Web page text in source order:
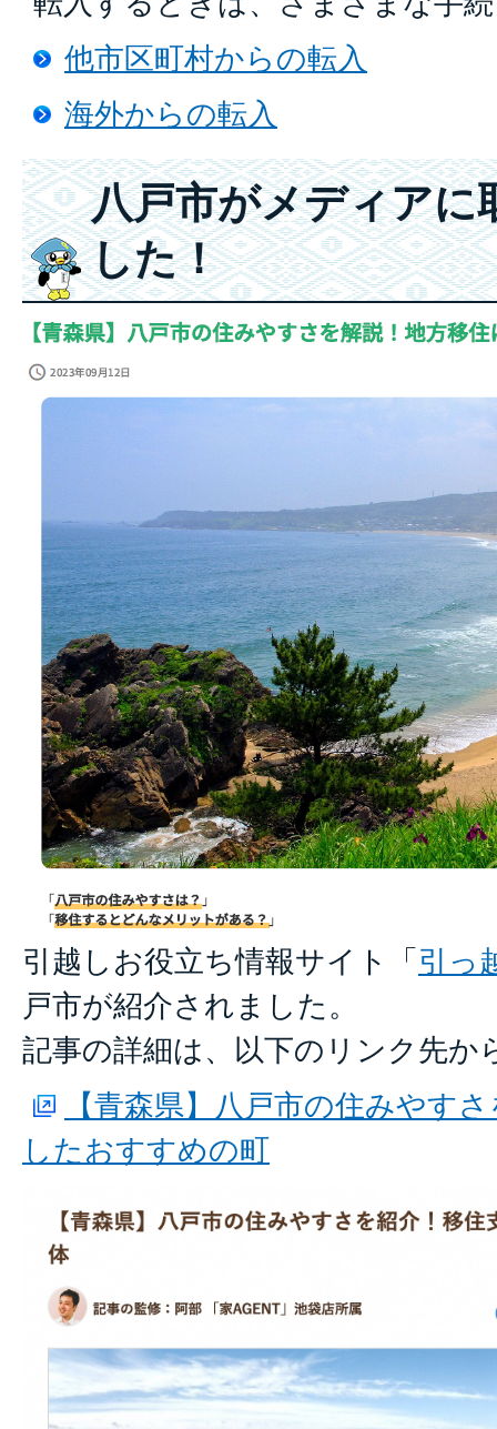
他市区町村からの転入
海外からの転入
八戸市がメディアに
した！
引越しお役立ち情報サイト「引っ
戸市が紹介されました。
記事の詳細は、以下のリンク先か
【青森県】八戸市の住みやす
したおすすめの町